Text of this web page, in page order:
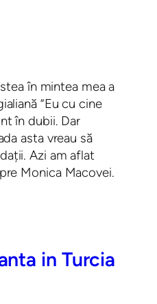
în mintea mea a
”Eu cu cine
în dubii. Dar
asta vreau să
Azi am aflat
Monica Macovei.
in Turcia